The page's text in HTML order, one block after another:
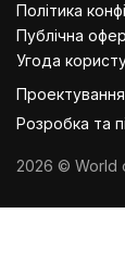
Політика
Публiчна
Угода
Розробка та
2026 © World